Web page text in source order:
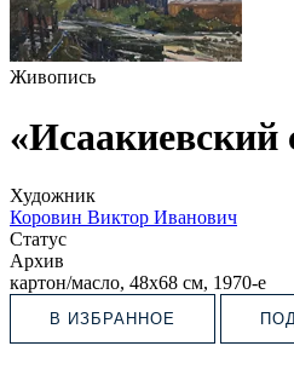
Живопись
«Исаакиевский
Художник
Коровин Виктор Иванович
Статус
Архив
картон/масло, 48х68 см, 1970-е
В ИЗБРАННОЕ